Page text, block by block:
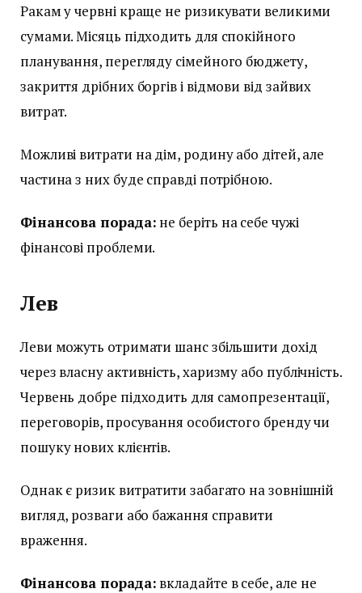
Ракам у червні краще не ризикувати великими
сумами. Місяць підходить для спокійного
планування, перегляду сімейного бюджету,
закриття дрібних боргів і відмови від зайвих
витрат.
Можливі витрати на дім, родину або дітей, але
частина з них буде справді потрібною.
Фінансова порада: не беріть на себе чужі
фінансові проблеми.
Лев
Леви можуть отримати шанс збільшити дохід
через власну активність, харизму або публічність.
Червень добре підходить для самопрезентації,
переговорів, просування особистого бренду чи
пошуку нових клієнтів.
Однак є ризик витратити забагато на зовнішній
вигляд, розваги або бажання справити
враження.
Фінансова порада: вкладайте в себе, але не